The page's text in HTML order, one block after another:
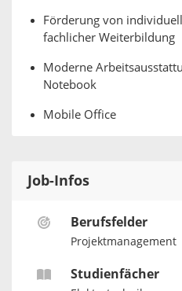
Förderung von
fachlicher Weiterbildung
Moderne
Notebook
Mobile Office
Job-Infos
Berufsfelder
Projektmanagement
Studienfächer